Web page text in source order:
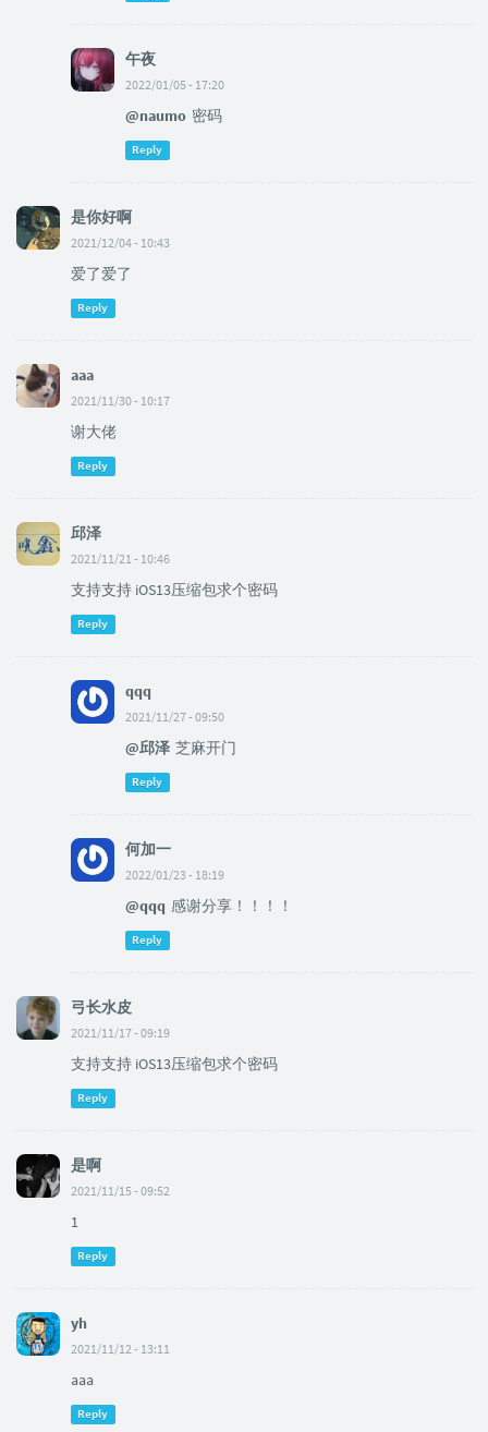
午夜
2022/01/05 - 17:20
@naumo 密码
Reply
是你好啊
2021/12/04 - 10:43
爱了爱了
Reply
aaa
2021/11/30 - 10:17
谢大佬
Reply
邱泽
2021/11/21 - 10:46
支持支持 iOS13压缩包求个密码
Reply
qqq
2021/11/27 - 09:50
@邱泽 芝麻开门
Reply
何加一
2022/01/23 - 18:19
@qqq 感谢分享！！！！
Reply
弓长水皮
2021/11/17 - 09:19
支持支持 iOS13压缩包求个密码
Reply
是啊
2021/11/15 - 09:52
1
Reply
yh
2021/11/12 - 13:11
aaa
Reply